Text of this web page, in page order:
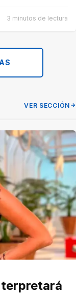
3 minutos de lectura
VER SECCIÓN